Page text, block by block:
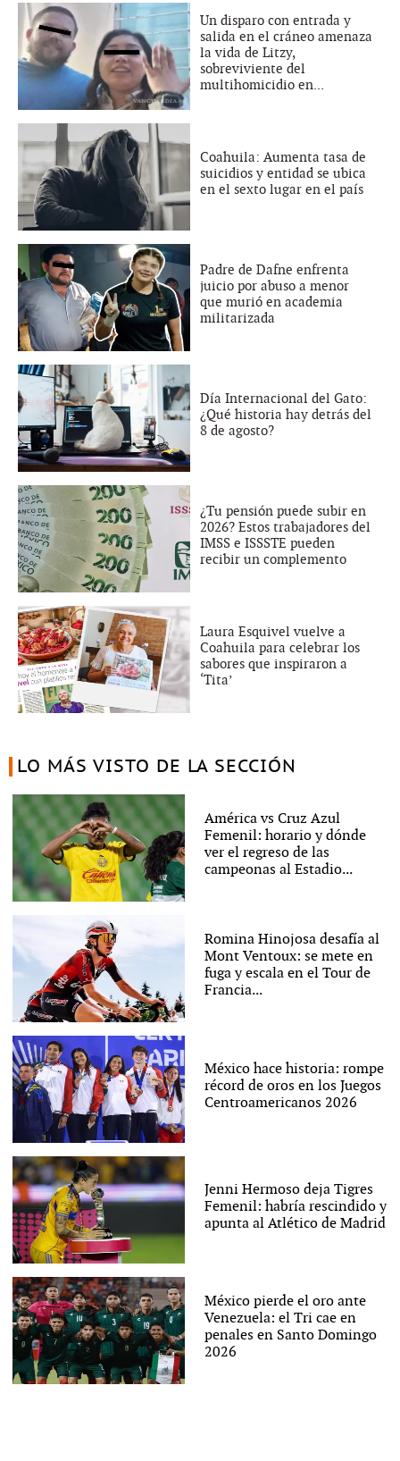
Un disparo con entrada y
salida en el cráneo amenaza
la vida de Litzy,
sobreviviente del
multihomicidio en...
Coahuila: Aumenta tasa de
suicidios y entidad se ubica
en el sexto lugar en el país
Padre de Dafne enfrenta
juicio por abuso a menor
que murió en academia
militarizada
Día Internacional del Gato:
¿Qué historia hay detrás del
8 de agosto?
¿Tu pensión puede subir en
2026? Estos trabajadores del
IMSS e ISSSTE pueden
recibir un complemento
Laura Esquivel vuelve a
Coahuila para celebrar los
sabores que inspiraron a
‘Tita’
LO MÁS VISTO DE LA SECCIÓN
América vs Cruz Azul
Femenil: horario y dónde
ver el regreso de las
campeonas al Estadio...
Romina Hinojosa desafía al
Mont Ventoux: se mete en
fuga y escala en el Tour de
Francia...
México hace historia: rompe
récord de oros en los Juegos
Centroamericanos 2026
Jenni Hermoso deja Tigres
Femenil: habría rescindido y
apunta al Atlético de Madrid
México pierde el oro ante
Venezuela: el Tri cae en
penales en Santo Domingo
2026